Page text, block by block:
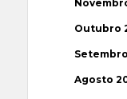
Outubro
Agosto